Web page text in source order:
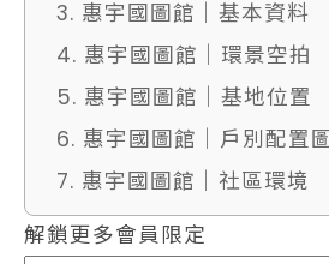
3. 惠宇國圖館｜基本資料
4. 惠宇國圖館｜環景空拍
5. 惠宇國圖館｜基地位置
6. 惠宇國圖館｜戶別配置
7. 惠宇國圖館｜社區環境
解鎖更多會員限定